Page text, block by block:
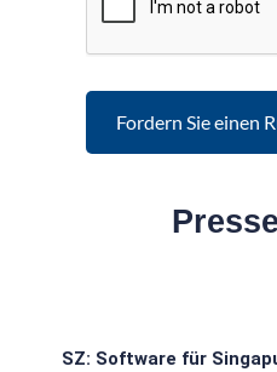
SZ: Software für